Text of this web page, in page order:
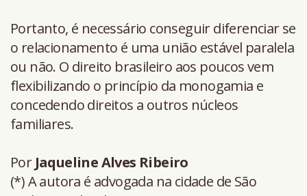
Portanto, é necessário conseguir diferenciar se
o relacionamento é uma união estável paralela
ou não. O direito brasileiro aos poucos vem
flexibilizando o princípio da monogamia e
concedendo direitos a outros núcleos
familiares.
Por Jaqueline Alves Ribeiro
(*) A autora é advogada na cidade de São